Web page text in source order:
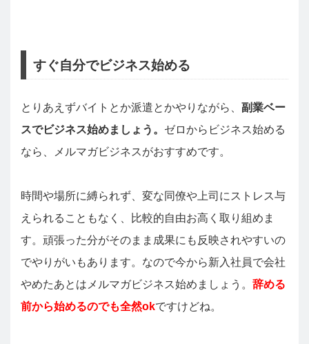
すぐ自分でビジネス始める
とりあえずバイトとか派遣とかやりながら、 副業ベー
スでビジネス始めましょう。 ゼロからビジネス始める
なら、メルマガビジネスがおすすめです。
時間や場所に縛られず、変な同僚や上司にストレス与
えられることもなく、比較的自由お高く取り組めま
す。頑張った分がそのまま成果にも反映されやすいの
でやりがいもあります。なので今から新入社員で会社
やめたあとはメルマガビジネス始めましょう。 辞める
前から始めるのでも全然okですけどね。